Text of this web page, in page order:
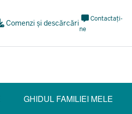
Comenzi și descărcări Meta
Navi
Contactați-
ne
GHIDUL FAMILIEI MELE